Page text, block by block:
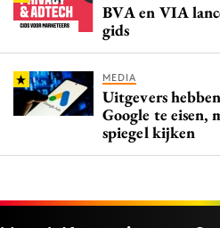
BVA en VIA
gids
MEDIA
Uitgevers
Google te eisen,
spiegel kijken